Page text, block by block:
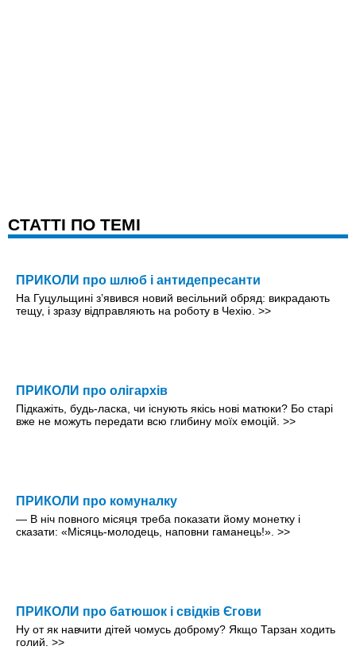
CТАТТІ ПО ТЕМІ
ПРИКОЛИ про шлюб і антидепресанти
На Гуцульщині з’явився новий весільний обряд: викрадають
тещу, і зразу відправляють на роботу в Чехію. >>
ПРИКОЛИ про олігархів
Підкажіть, будь-ласка, чи існують якісь нові матюки? Бо старі
вже не можуть передати всю глибину моїх емоцій. >>
ПРИКОЛИ про комуналку
— В ніч повного місяця треба показати йому монетку і
сказати: «Місяць-молодець, наповни гаманець!». >>
ПРИКОЛИ про батюшок і свідків Єгови
Ну от як навчити дітей чомусь доброму? Якщо Тарзан ходить
голий. >>